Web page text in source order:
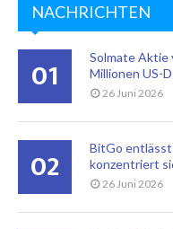
NACHRICHTEN
01
Solmate Aktie
Millionen US-
26 Juni 2026
02
BitGo
konzentriert
26 Juni 2026